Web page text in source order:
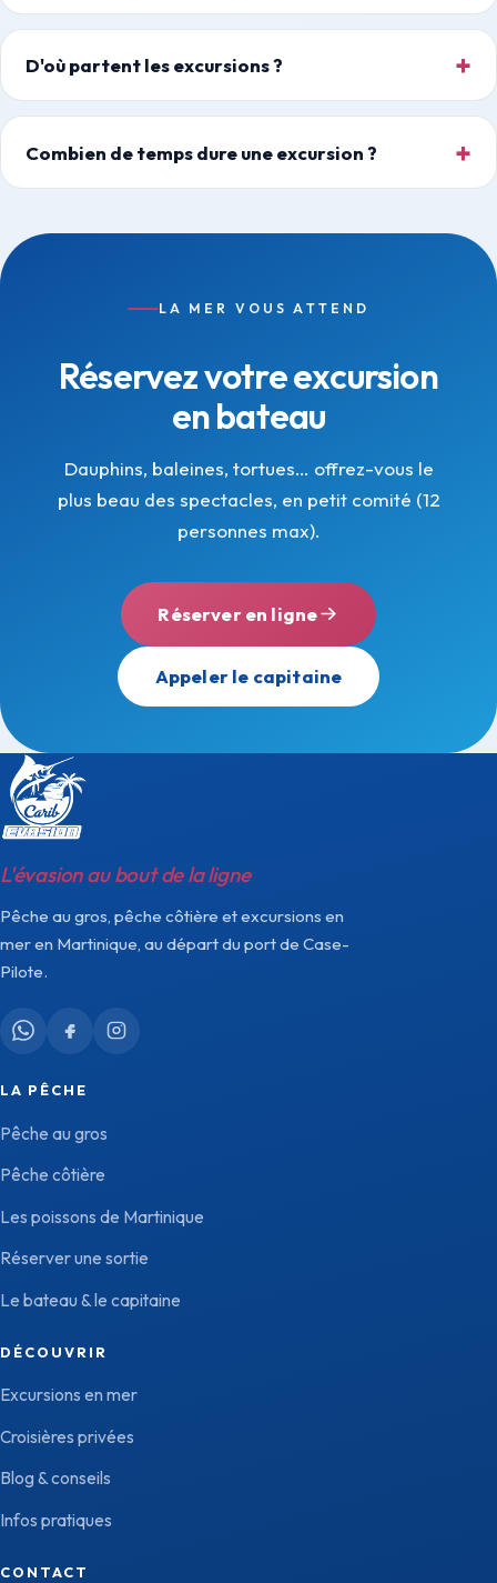
D'où partent les excursions ?
Combien de temps dure une excursion ?
LA MER VOUS ATTEND
Réservez votre excursion
en bateau
Dauphins, baleines, tortues… offrez-vous le
plus beau des spectacles, en petit comité (12
personnes max).
Réserver en ligne
Appeler le capitaine
L'évasion au bout de la ligne
Pêche au gros, pêche côtière et excursions en
mer en Martinique, au départ du port de Case-
Pilote.
LA PÊCHE
Pêche au gros
Pêche côtière
Les poissons de Martinique
Réserver une sortie
Le bateau & le capitaine
DÉCOUVRIR
Excursions en mer
Croisières privées
Blog & conseils
Infos pratiques
CONTACT